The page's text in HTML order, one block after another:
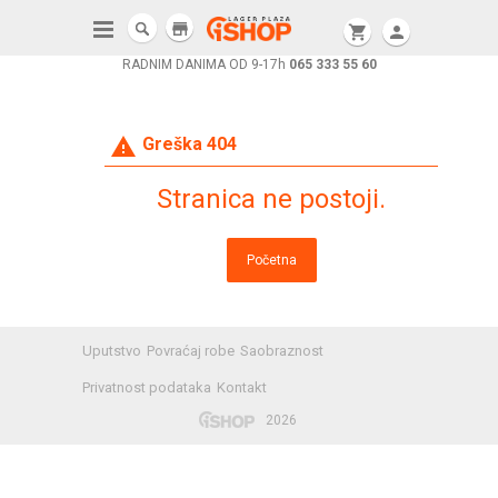
RADNIM DANIMA OD 9-17h 065 333 55 60
shopping_cart person
store
warning Greška 404
Stranica ne postoji.
Početna
Uputstvo Povraćaj robe Saobraznost
Privatnost podataka Kontakt
2026